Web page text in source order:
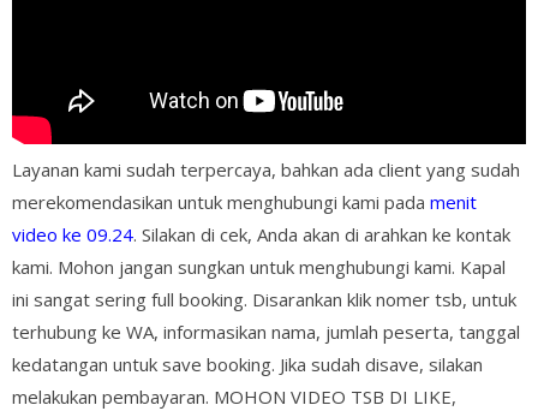
Layanan kami sudah terpercaya, bahkan ada client yang sudah
merekomendasikan untuk menghubungi kami pada menit
video ke 09.24. Silakan di cek, Anda akan di arahkan ke kontak
kami. Mohon jangan sungkan untuk menghubungi kami. Kapal
ini sangat sering full booking. Disarankan klik nomer tsb, untuk
terhubung ke WA, informasikan nama, jumlah peserta, tanggal
kedatangan untuk save booking. Jika sudah disave, silakan
melakukan pembayaran. MOHON VIDEO TSB DI LIKE,